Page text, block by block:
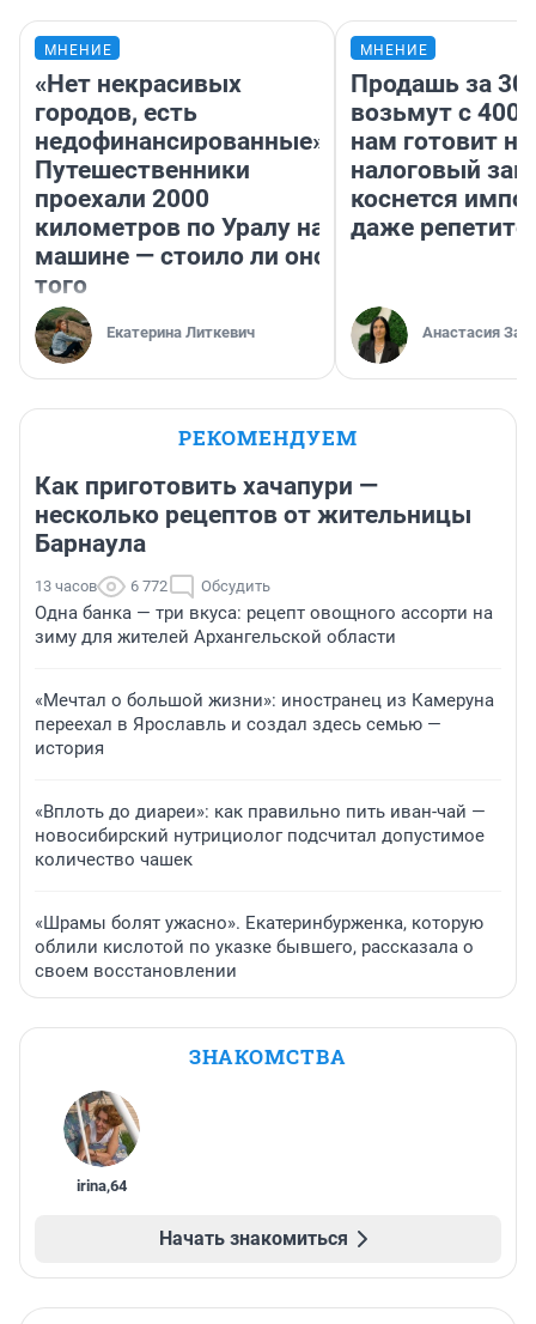
МНЕНИЕ
«Нет некрасивых
городов, есть
недофинансированные».
Путешественники
проехали 2000
километров по Уралу на
машине — стоило ли оно
того
Екатерина Литкевич
МНЕНИЕ
Продашь за
возьмут с
нам готовит
налоговый
коснется
даже
Анастасия
РЕКОМЕНДУЕМ
Как приготовить хачапури —
несколько рецептов от жительницы
Барнаула
13 часов 6 772 Обсудить
Одна банка — три вкуса: рецепт овощного ассорти на
зиму для жителей Архангельской области
«Мечтал о большой жизни»: иностранец из Камеруна
переехал в Ярославль и создал здесь семью —
история
«Вплоть до диареи»: как правильно пить иван-чай —
новосибирский нутрициолог подсчитал допустимое
количество чашек
«Шрамы болят ужасно». Екатеринбурженка, которую
облили кислотой по указке бывшего, рассказала о
своем восстановлении
ЗНАКОМСТВА
irina,64
Начать знакомиться